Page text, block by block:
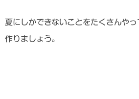
夏にしかできないことをたくさんや
作りましょう。